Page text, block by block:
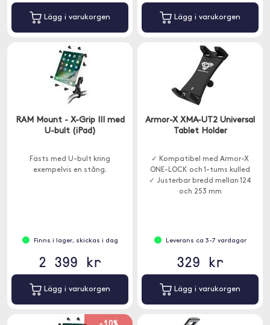
Lägg i varukorgen Lägg i varukorgen
RAM Mount - X-Grip III med
U-bult (iPad)
Fästs med U-bult kring
exempelvis en stång.
Finns i lager, skickas i dag
2 399 kr
Lägg i varukorgen
Armor-X XMA-UT2 Universal
Tablet Holder
✓ Kompatibel med Armor-X
ONE-LOCK och 1-tums kulled
✓ Justerbar bredd mellan 124
och 253 mm
Leverans ca 3-7 vardagar
329 kr
Lägg i varukorgen